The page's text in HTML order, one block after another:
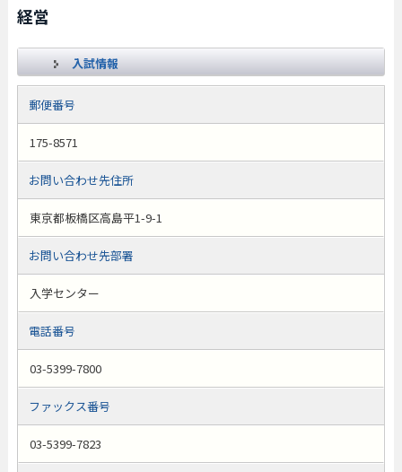
経営
入試情報
郵便番号
175-8571
お問い合わせ先住所
東京都板橋区高島平1-9-1
お問い合わせ先部署
入学センター
電話番号
03-5399-7800
ファックス番号
03-5399-7823